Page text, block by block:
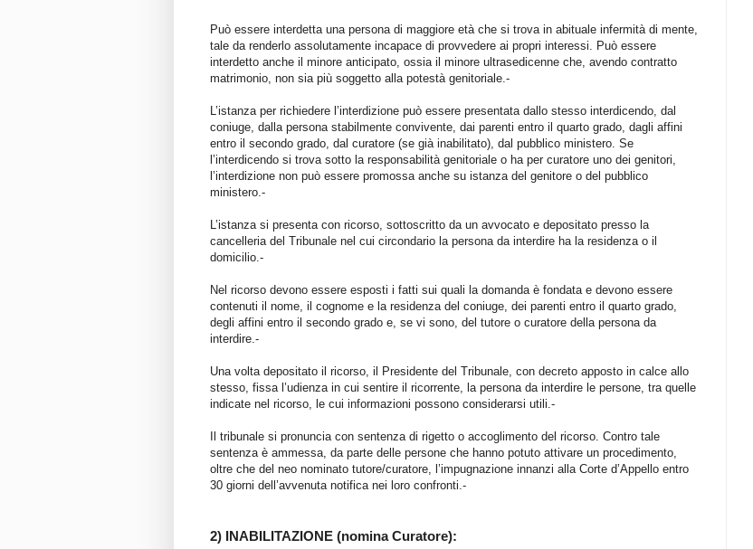
Può essere interdetta una persona di maggiore età che si trova in abituale infermità di mente,
tale da renderlo assolutamente incapace di provvedere ai propri interessi. Può essere
interdetto anche il minore anticipato, ossia il minore ultrasedicenne che, avendo contratto
matrimonio, non sia più soggetto alla potestà genitoriale.-
L’istanza per richiedere l’interdizione può essere presentata dallo stesso interdicendo, dal
coniuge, dalla persona stabilmente convivente, dai parenti entro il quarto grado, dagli affini
entro il secondo grado, dal curatore (se già inabilitato), dal pubblico ministero. Se
l’interdicendo si trova sotto la responsabilità genitoriale o ha per curatore uno dei genitori,
l’interdizione non può essere promossa anche su istanza del genitore o del pubblico
ministero.-
L’istanza si presenta con ricorso, sottoscritto da un avvocato e depositato presso la
cancelleria del Tribunale nel cui circondario la persona da interdire ha la residenza o il
domicilio.-
Nel ricorso devono essere esposti i fatti sui quali la domanda è fondata e devono essere
contenuti il nome, il cognome e la residenza del coniuge, dei parenti entro il quarto grado,
degli affini entro il secondo grado e, se vi sono, del tutore o curatore della persona da
interdire.-
Una volta depositato il ricorso, il Presidente del Tribunale, con decreto apposto in calce allo
stesso, fissa l’udienza in cui sentire il ricorrente, la persona da interdire le persone, tra quelle
indicate nel ricorso, le cui informazioni possono considerarsi utili.-
Il tribunale si pronuncia con sentenza di rigetto o accoglimento del ricorso. Contro tale
sentenza è ammessa, da parte delle persone che hanno potuto attivare un procedimento,
oltre che del neo nominato tutore/curatore, l’impugnazione innanzi alla Corte d’Appello entro
30 giorni dell’avvenuta notifica nei loro confronti.-
2) INABILITAZIONE (nomina Curatore):